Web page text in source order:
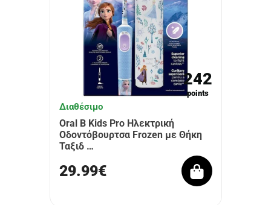
242
points
Διαθέσιμο
Oral B Kids Pro Ηλεκτρική
Οδοντόβουρτσα Frozen με Θήκη
Ταξιδ …
29.99€